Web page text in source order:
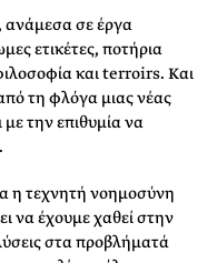
σε έργα
ετικέτες, ποτήρια
και terroirs. Και
τη φλόγα μιας νέας
την επιθυμία να
η τεχνητή νοημοσύνη
να έχουμε χαθεί στην
στα προβλήματά